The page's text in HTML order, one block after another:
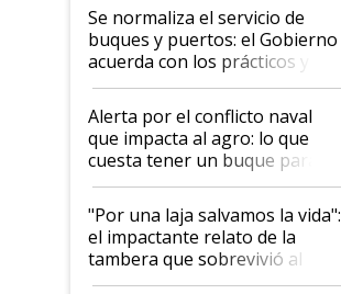
Se normaliza el servicio de
buques y puertos: el Gobierno
acuerda con los prácticos y
suspende el decreto de
desregulación
Alerta por el conflicto naval
que impacta al agro: lo que
cuesta tener un buque parado
y el peligro de que Argentina
pase a ser "país sucio"
"Por una laja salvamos la vida":
el impactante relato de la
tambera que sobrevivió al
tornado